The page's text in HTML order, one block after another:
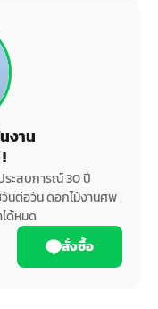
งาน
ระสบการณ์ 30 ปี
นต่อวัน ดอกไม้งานศพ
ด้หมด
สั่งซื้อ